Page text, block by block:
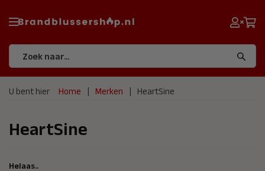
U bent hier Home Merken HeartSine
HeartSine
Helaas..